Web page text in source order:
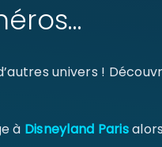
univers !
à Disneyland Paris